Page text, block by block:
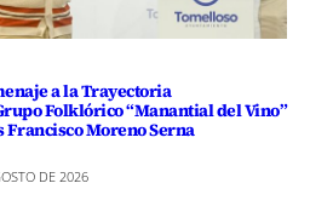
a la Trayectoria
Folklórico “Manantial del Vino”
Francisco Moreno Serna
DE 2026